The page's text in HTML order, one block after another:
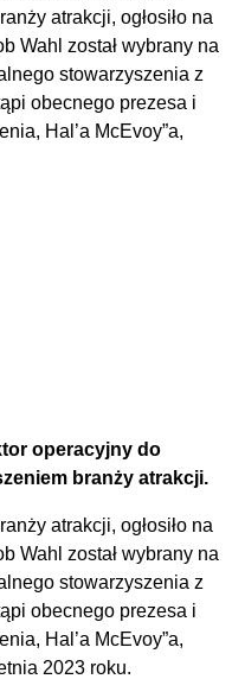
atrakcji, ogłosiło na
Wahl został wybrany na
stowarzyszenia z
obecnego prezesa i
Hal’a McEvoy”a,
operacyjny do
branży atrakcji.
atrakcji, ogłosiło na
Wahl został wybrany na
stowarzyszenia z
obecnego prezesa i
Hal’a McEvoy”a,
2023 roku.